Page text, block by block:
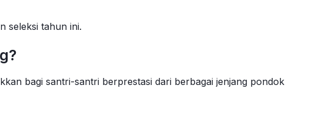
seleksi tahun ini.
bagi santri-santri berprestasi dari berbagai jenjang pondok